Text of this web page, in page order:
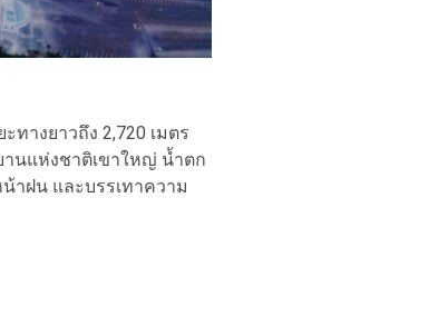
างยาวถึง 2,720 เมตร
านแห่งชาติเขาใหญ่ น้ำตก
าฝน และบรรเทาความ